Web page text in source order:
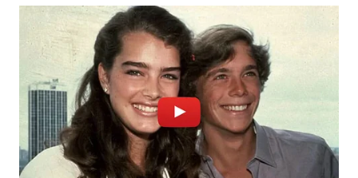
WN
TAPANULI
TENGAH
WN DELI
SERDANG
WN
TEBING